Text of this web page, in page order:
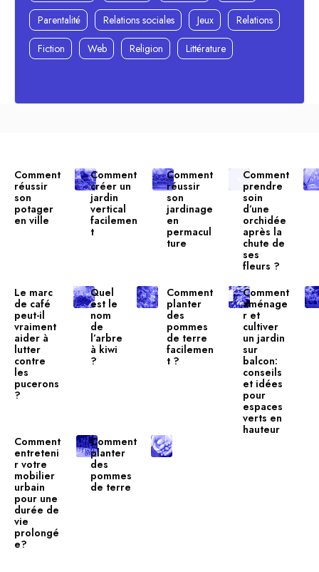
Parentalité
Relations sociales Jeux
Relations
Fiction
Web Religion Littérature
Comment
réussir
son
potager
en ville
Comment
créer un
jardin
vertical
facilemen
t
Comment
réussir
son
jardinage
en
permacul
ture
Comment
prendre
soin
d’une
orchidée
après la
chute de
ses
fleurs ?
Le marc
de café
peut-il
vraiment
aider à
lutter
contre
les
pucerons
?
Quel
est le
nom
de
l’arbre
à kiwi
?
Comment
planter
des
pommes
de terre
facilemen
t ?
Comment
aménage
r et
cultiver
un jardin
sur
balcon:
conseils
et idées
pour
espaces
verts en
hauteur
Comment
entreteni
r votre
mobilier
urbain
pour une
durée de
vie
prolongé
e?
Comment
planter
des
pommes
de terre